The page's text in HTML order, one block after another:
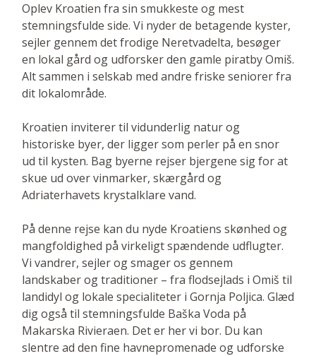
Oplev Kroatien fra sin smukkeste og mest
stemningsfulde side. Vi nyder de betagende kyster,
sejler gennem det frodige Neretvadelta, besøger
en lokal gård og udforsker den gamle piratby Omiš.
Alt sammen i selskab med andre friske seniorer fra
dit lokalområde.
Kroatien inviterer til vidunderlig natur og
historiske byer, der ligger som perler på en snor
ud til kysten. Bag byerne rejser bjergene sig for at
skue ud over vinmarker, skærgård og
Adriaterhavets krystalklare vand.
På denne rejse kan du nyde Kroatiens skønhed og
mangfoldighed på virkeligt spændende udflugter.
Vi vandrer, sejler og smager os gennem
landskaber og traditioner – fra flodsejlads i Omiš til
landidyl og lokale specialiteter i Gornja Poljica. Glæd
dig også til stemningsfulde Baška Voda på
Makarska Rivieraen. Det er her vi bor. Du kan
slentre ad den fine havnepromenade og udforske